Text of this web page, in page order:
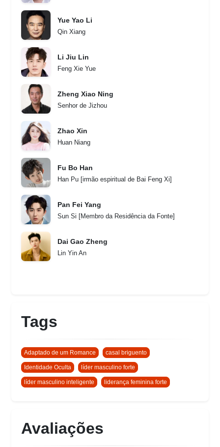
Yue Yao Li
Qin Xiang
Li Jiu Lin
Feng Xie Yue
Zheng Xiao Ning
Senhor de Jizhou
Zhao Xin
Huan Niang
Fu Bo Han
Han Pu [irmão espiritual de Bai Feng Xi]
Pan Fei Yang
Sun Si [Membro da Residência da Fonte]
Dai Gao Zheng
Lin Yin An
Tags
Adaptado de um Romance casal briguento
Identidade Oculta líder masculino forte
líder masculino inteligente liderança feminina forte
Avaliações